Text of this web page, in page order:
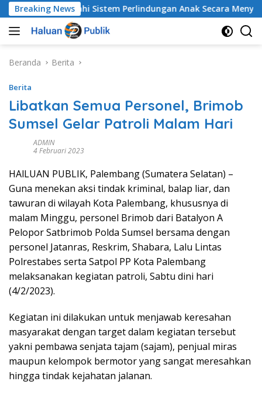
Langsung
ke
konten
Breaking News
Membenahi Sistem Perlindungan Anak Secara Menyeluruh
Beranda Berita
Berita
Libatkan Semua Personel, Brimob
Sumsel Gelar Patroli Malam Hari
ADMIN
4 Februari 2023
HAlLUAN PUBLIK, Palembang (Sumatera Selatan) –
Guna menekan aksi tindak kriminal, balap liar, dan
tawuran di wilayah Kota Palembang, khususnya di
malam Minggu, personel Brimob dari Batalyon A
Pelopor Satbrimob Polda Sumsel bersama dengan
personel Jatanras, Reskrim, Shabara, Lalu Lintas
Polrestabes serta Satpol PP Kota Palembang
melaksanakan kegiatan patroli, Sabtu dini hari
(4/2/2023).
Kegiatan ini dilakukan untuk menjawab keresahan
masyarakat dengan target dalam kegiatan tersebut
yakni pembawa senjata tajam (sajam), penjual miras
maupun kelompok bermotor yang sangat meresahkan
hingga tindak kejahatan jalanan.